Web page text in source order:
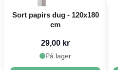
Sort papirs dug - 120x180
cm
29,00 kr
På lager